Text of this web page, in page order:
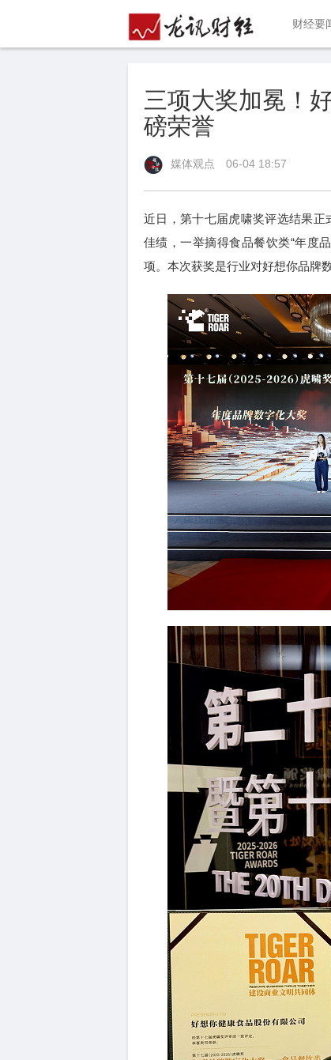
财经要
三项大奖加冕！
磅荣誉
媒体观点 06-04 18:57
近日，第十七届虎啸奖评选结果
佳绩，一举摘得食品餐饮类“年度
项。本次获奖是行业对好想你品牌